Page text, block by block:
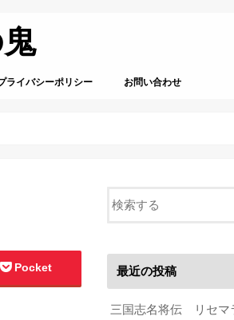
ライバシーポリシー お問い合わせ
Pocket 最近の投稿
三国志名将伝 リセマ